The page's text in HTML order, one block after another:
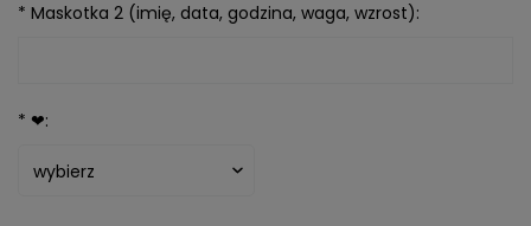
* Maskotka 2 (imię, data, godzina, waga, wzrost):
* ❤: